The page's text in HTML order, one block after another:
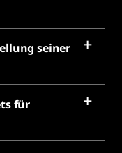
seiner
für